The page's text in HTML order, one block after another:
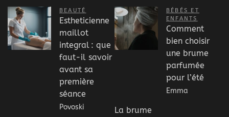
BEAUTÉ
Estheticienne
maillot
integral : que
faut-il savoir
avant sa
première
séance
Povoski
BÉBÉS ET
ENFANTS
Comment
bien choisir
une brume
parfumée
pour l’été
Emma
La brume